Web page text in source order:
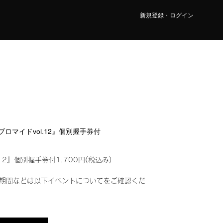
新規登録・ログイン
ロマイドvol.12』個別握手券付
』個別握手券付1,700円(税込み)
間などは以下イベントについてをご確認くだ